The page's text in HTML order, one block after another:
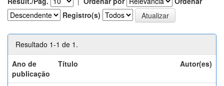
Registro(s)
Resultado 1-1 de 1.
Ano de
publicação
Título Autor(es)